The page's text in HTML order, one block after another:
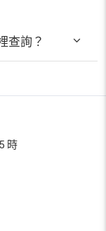
查詢？
時